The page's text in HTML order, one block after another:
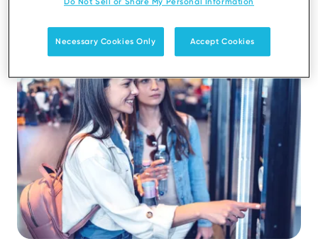
Necessary Cookies Only Accept Cookies